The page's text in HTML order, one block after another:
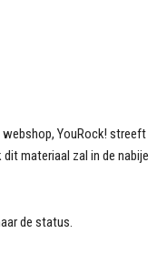
YouRock! streeft
materiaal zal in de nabije
de status.